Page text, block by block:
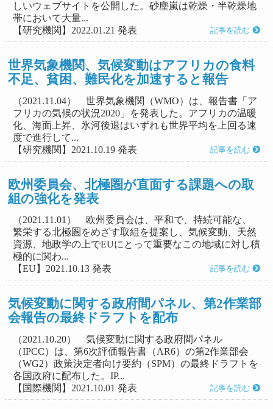
しいウェブサイトを公開した。砂塵嵐は乾燥・半乾燥地
帯において大量...
【研究機関】2022.01.21 発表
記事を読む
世界気象機関、気候変動はアフリカの食料
不足、貧困、難民化を加速すると報告
（2021.11.04） 世界気象機関（WMO）は、報告書「ア
フリカの気候の状況2020」を発表した。アフリカの温暖
化、海面上昇、氷河後退はいずれも世界平均を上回る速
度で進行して...
【研究機関】2021.10.19 発表
記事を読む
欧州委員会、北極圏が直面する課題への取
組の強化を発表
（2021.11.01） 欧州委員会は、平和で、持続可能な、
繁栄する北極圏をめざす取組を提案し、気候変動、天然
資源、地政学の上でEUにとって重要なこの地域に対し積
極的に関わ...
【EU】2021.10.13 発表
記事を読む
気候変動に関する政府間パネル、第2作業部
会報告の最終ドラフトを配布
（2021.10.20） 気候変動に関する政府間パネル
（IPCC）は、第6次評価報告書（AR6）の第2作業部会
（WG2）政策決定者向け要約（SPM）の最終ドラフトを
各国政府に配布した。IP...
【国際機関】2021.10.01 発表
記事を読む